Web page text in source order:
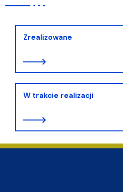
Zrealizowane
W trakcie realizacji